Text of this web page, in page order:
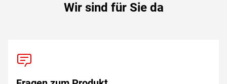
Wir sind für Sie da